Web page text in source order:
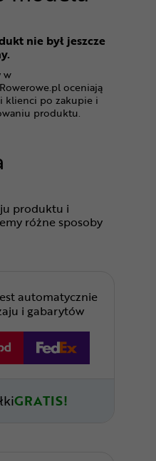
nie był jeszcze
w
oceniają
klienci po zakupie i
produktu.
produktu i
różne sposoby
automatycznie
i gabarytów
GRATIS!